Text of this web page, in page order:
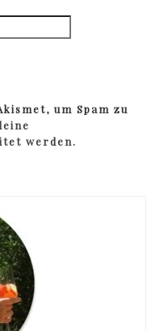
um Spam zu
werden.